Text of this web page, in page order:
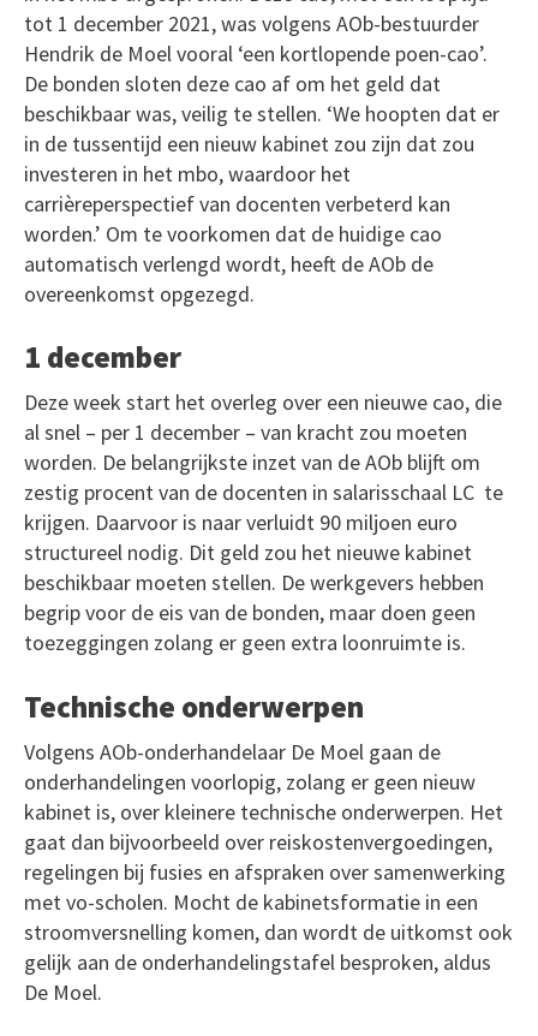
tot 1 december 2021, was volgens AOb-bestuurder
Hendrik de Moel vooral ‘een kortlopende poen-cao’.
De bonden sloten deze cao af om het geld dat
beschikbaar was, veilig te stellen. ‘We hoopten dat er
in de tussentijd een nieuw kabinet zou zijn dat zou
investeren in het mbo, waardoor het
carrièreperspectief van docenten verbeterd kan
worden.’ Om te voorkomen dat de huidige cao
automatisch verlengd wordt, heeft de AOb de
overeenkomst opgezegd.
1 december
Deze week start het overleg over een nieuwe cao, die
al snel – per 1 december – van kracht zou moeten
worden. De belangrijkste inzet van de AOb blijft om
zestig procent van de docenten in salarisschaal LC te
krijgen. Daarvoor is naar verluidt 90 miljoen euro
structureel nodig. Dit geld zou het nieuwe kabinet
beschikbaar moeten stellen. De werkgevers hebben
begrip voor de eis van de bonden, maar doen geen
toezeggingen zolang er geen extra loonruimte is.
Technische onderwerpen
Volgens AOb-onderhandelaar De Moel gaan de
onderhandelingen voorlopig, zolang er geen nieuw
kabinet is, over kleinere technische onderwerpen. Het
gaat dan bijvoorbeeld over reiskostenvergoedingen,
regelingen bij fusies en afspraken over samenwerking
met vo-scholen. Mocht de kabinetsformatie in een
stroomversnelling komen, dan wordt de uitkomst ook
gelijk aan de onderhandelingstafel besproken, aldus
De Moel.